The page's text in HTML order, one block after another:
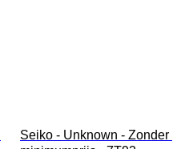
Seiko - Unknown - Zonder